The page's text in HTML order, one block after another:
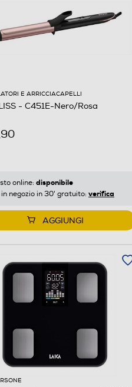
E ARRICCIACAPELLI
- C451E-Nero/Rosa
online: disponibile
negozio in 30' gratuito: verifica
AGGIUNGI